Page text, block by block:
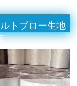
トブロー生地